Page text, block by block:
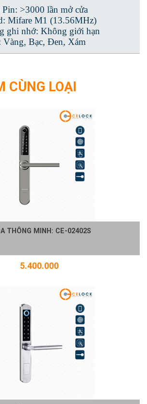
>3000 lần mở cửa
Mifare M1 (13.56MHz)
ghi nhớ: Không giới hạn
Vàng, Bạc, Đen, Xám
CÙNG LOẠI
THÔNG MINH: CE-02402S
5.400.000